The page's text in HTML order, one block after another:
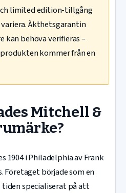
limited edition-tillgång
Äkthetsgarantin
kan behöva verifieras –
kommer från en
Mitchell &
1904 i Philadelphia av Frank
Företaget började som en
specialiserat på att